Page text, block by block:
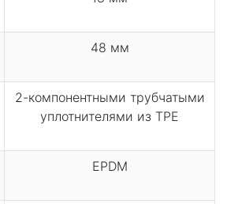
48 мм
2-компонентными трубчатыми
уплотнителями из TPE
EPDM